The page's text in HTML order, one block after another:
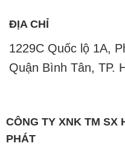
ĐỊA CHỈ
1229C Quốc lộ 1A,
Quận Bình Tân, TP.
CÔNG TY XNK TM SX
PHÁT